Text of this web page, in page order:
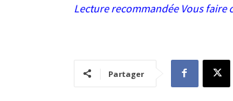
Lecture recommandée Vous faire
Partager